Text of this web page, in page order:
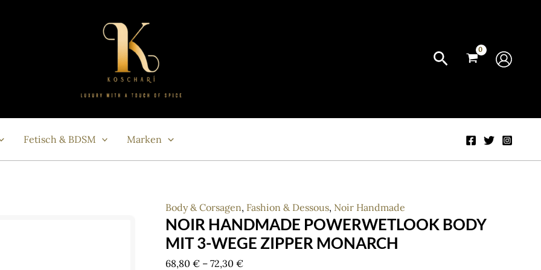
Fetisch & BDSM Marken
Body & Corsagen, Fashion & Dessous, Noir Handmade
NOIR HANDMADE POWERWETLOOK BODY
MIT 3-WEGE ZIPPER MONARCH
68,80 € – 72,30 €Price